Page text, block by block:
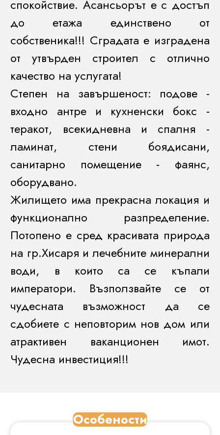
спокойствие. Асансьорът е с достъп
до етажа единствено от
собственика!!! Сградата е изградена
от утвърден строител с отлично
качество на услугата!
Степен на завършеност: подове -
входно антре и кухненски бокс -
теракот, всекидневна и спалня -
ламинат, стени боядисани,
санитарно помещение - фаянс,
оборудвано.
Жилището има прекрасна локация и
функционално разпределение.
Потопено е сред красивата природа
на гр.Хисаря и лечебните минерални
води, в които са се къпали
императори. Възползвайте се от
чудесната възможност да се
сдобиете с неповторим нов дом или
атрактивен ваканционен имот.
Чудесна инвестиция!!!
Особености